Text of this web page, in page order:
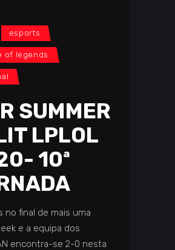
esports
of legends
SUMMER
LPLOL
10ª
no final de mais uma
e a equipa dos
encontra-se 2-0 nesta